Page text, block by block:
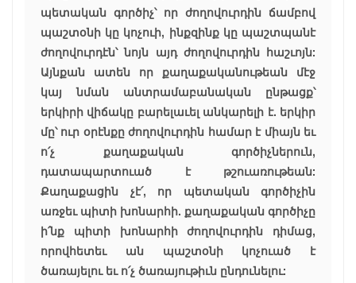
պետական գործիչ՝ որ ժողովուրդին ճամբով
պաշտօնի կը կոչուի, ինքզինք կը պաշտպանէ
ժողովուրդէն՝ նոյն այդ ժողովուրդին հաշւոյն:
Այնքան ատեն որ քաղաքականութեան մէջ
կայ նման անտրամաբանական ընթացք՝
երկիրի վիճակը բարելաւել անկարելի է. երկիր
մը՝ ուր օրէնքը ժողովուրդին համար է միայն եւ
ո՛չ քաղաքական գործիչներուն,
դատապարտուած է թշուառութեան:
Քաղաքացին չէ՛, որ պետական գործիչին
առջեւ պիտի խոնարհի. քաղաքական գործիչը
ի՛նք պիտի խոնարհի ժողովուրդին դիմաց,
որովհետեւ ան պաշտօնի կոչուած է
ծառայելու եւ ո՛չ ծառայութիւն ընդունելու: